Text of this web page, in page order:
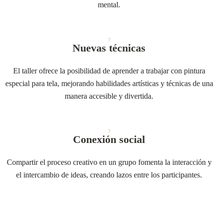
mental.
Nuevas técnicas
El taller ofrece la posibilidad de aprender a trabajar con pintura
especial para tela, mejorando habilidades artísticas y técnicas de una
manera accesible y divertida.
Conexión social
Compartir el proceso creativo en un grupo fomenta la interacción y
el intercambio de ideas, creando lazos entre los participantes.